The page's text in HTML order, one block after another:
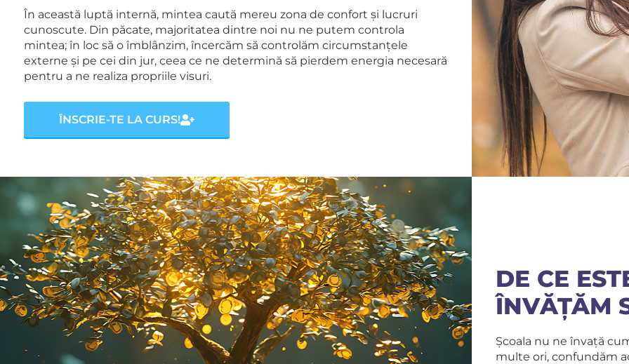
În această luptă internă, mintea caută mereu zona de confort și lucruri
cunoscute. Din păcate, majoritatea dintre noi nu ne putem controla
mintea; în loc să o îmblânzim, încercăm să controlăm circumstanțele
externe și pe cei din jur, ceea ce ne determină să pierdem energia necesară
pentru a ne realiza propriile visuri.
ÎNSCRIE-TE LA CURS!
DE CE
ÎNVĂȚĂM
Școala nu ne învață
multe ori, confundăm